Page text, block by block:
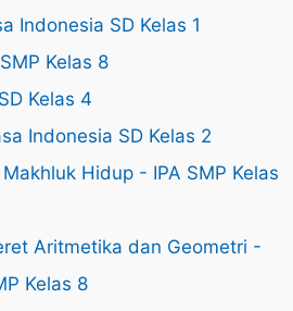
Indonesia SD Kelas 1
Kelas 8
Kelas 4
Indonesia SD Kelas 2
Hidup - IPA SMP Kelas
Aritmetika dan Geometri -
Kelas 8